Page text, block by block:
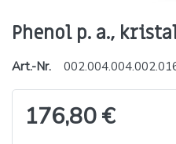
Phenol p. a.,
Art.-Nr.
176,80 €